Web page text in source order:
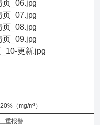
（mg/m³）
重报警